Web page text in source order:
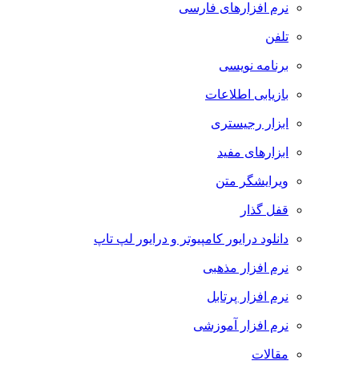
نرم افزارهای فارسی
تلفن
برنامه نویسی
بازیابی اطلاعات
ابزار رجیستری
ابزارهای مفید
ویرایشگر متن
قفل گذار
دانلود درایور کامپیوتر و درایور لپ تاپ
نرم افزار مذهبی
نرم افزار پرتابل
نرم افزار آموزشی
مقالات